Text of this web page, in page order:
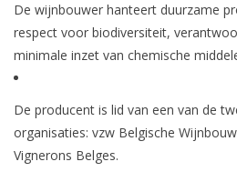
De wijnbouwer hanteert duurzame
respect voor biodiversiteit,
minimale inzet van chemische
De producent is lid van een van de
organisaties: vzw Belgische
Vignerons Belges.